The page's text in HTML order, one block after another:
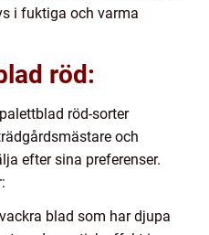
i fuktiga och varma
röd:
röd-sorter
och
efter sina preferenser.
blad som har djupa